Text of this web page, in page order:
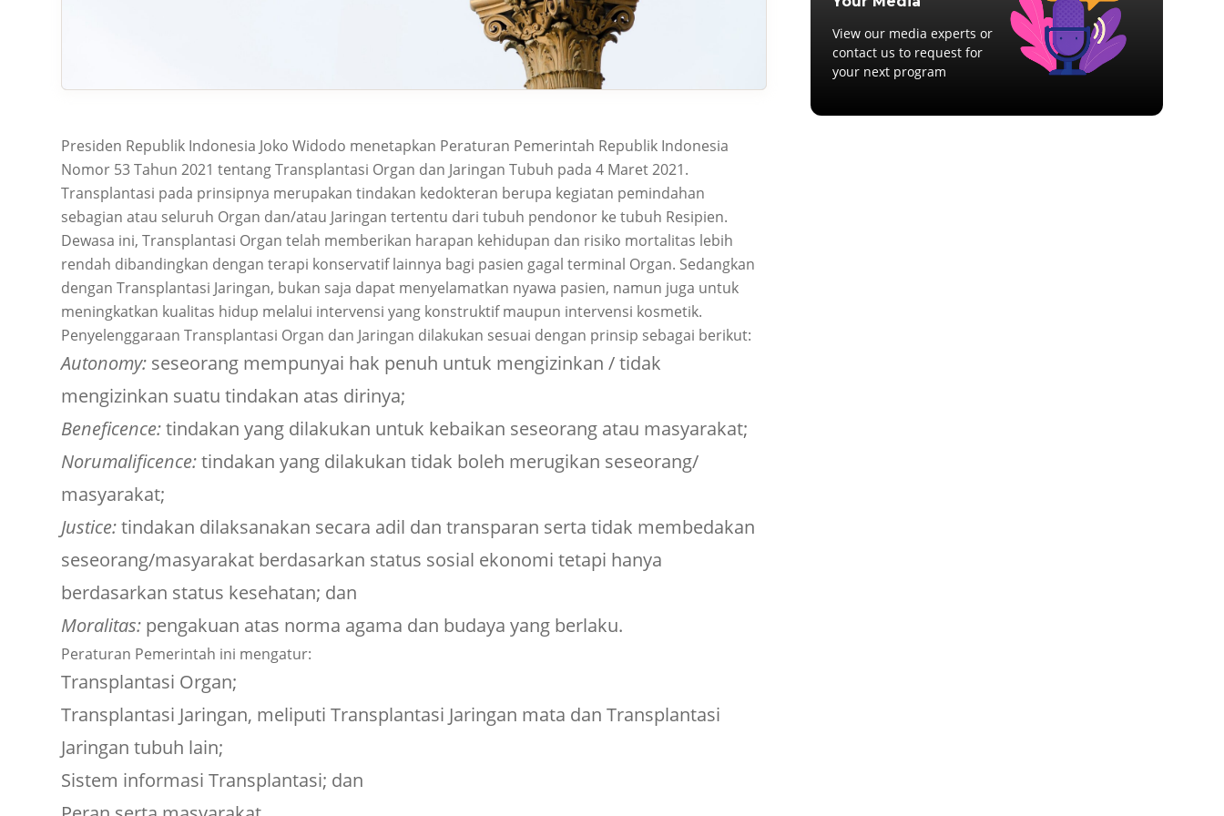
Presiden Republik Indonesia Joko Widodo menetapkan Peraturan Pemerintah Republik Indonesia
Nomor 53 Tahun 2021 tentang Transplantasi Organ dan Jaringan Tubuh pada 4 Maret 2021.
Transplantasi pada prinsipnya merupakan tindakan kedokteran berupa kegiatan pemindahan
sebagian atau seluruh Organ dan/atau Jaringan tertentu dari tubuh pendonor ke tubuh Resipien.
Dewasa ini, Transplantasi Organ telah memberikan harapan kehidupan dan risiko mortalitas lebih
rendah dibandingkan dengan terapi konservatif lainnya bagi pasien gagal terminal Organ. Sedangkan
dengan Transplantasi Jaringan, bukan saja dapat menyelamatkan nyawa pasien, namun juga untuk
meningkatkan kualitas hidup melalui intervensi yang konstruktif maupun intervensi kosmetik.
Penyelenggaraan Transplantasi Organ dan Jaringan dilakukan sesuai dengan prinsip sebagai berikut:
Autonomy:seseorang mempunyai hak penuh untuk mengizinkan / tidak
mengizinkan suatu tindakan atas dirinya;
Beneficence:tindakan yang dilakukan untuk kebaikan seseorang atau masyarakat;
Norumalificence:tindakan yang dilakukan tidak boleh merugikan seseorang/
masyarakat;
Justice:tindakan dilaksanakan secara adil dan transparan serta tidak membedakan
seseorang/masyarakat berdasarkan status sosial ekonomi tetapi hanya
berdasarkan status kesehatan; dan
Moralitas:pengakuan atas norma agama dan budaya yang berlaku.
Peraturan Pemerintah ini mengatur:
Transplantasi Organ;
Transplantasi Jaringan, meliputi Transplantasi Jaringan mata dan Transplantasi
Jaringan tubuh lain;
Sistem informasi Transplantasi; dan
View our media experts or
contact us to request for
your next program